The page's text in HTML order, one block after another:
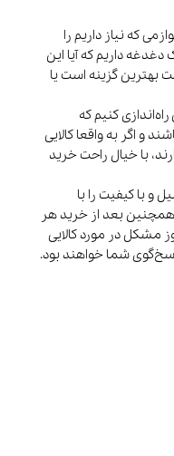
که نیاز داریم را
داریم که آیا این
بهترین گزینه است یا
کنیم که
و اگر به واقعا کالایی
با خیال راحت خرید
با کیفیت را با
بعد از خرید هر
مشکل در مورد کالایی
شما خواهند بود.